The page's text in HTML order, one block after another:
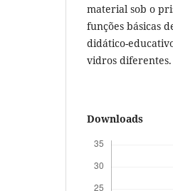
material sob o
funções básicas
didático-
vidros diferentes.
Downloads